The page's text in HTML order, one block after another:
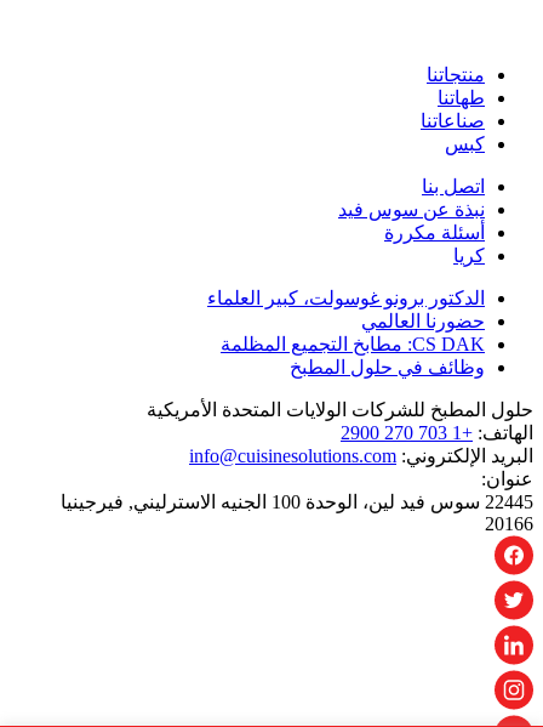
منتجاتنا
طهاتنا
صناعاتنا
كبس
اتصل بنا
نبذة عن سوس فيد
أسئلة مكررة
كريا
الدكتور برونو غوسولت، كبير العلماء
حضورنا العالمي
CS DAK: مطابخ التجميع المظلمة
وظائف في حلول المطبخ
حلول المطبخ للشركات الولايات المتحدة الأمريكية
الهاتف: +1 703 270 2900
البريد الإلكتروني: info@cuisinesolutions.com
عنوان:
22445 سوس فيد لين، الوحدة 100 الجنيه الاسترليني, فيرجينيا
20166